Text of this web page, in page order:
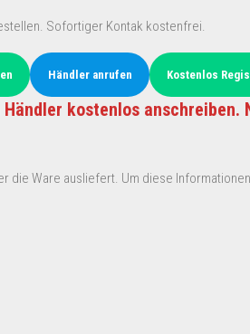
Sofortiger Kontak kostenfrei.
Händler anrufen Kostenlos
kostenlos
die Ware ausliefert. Um diese